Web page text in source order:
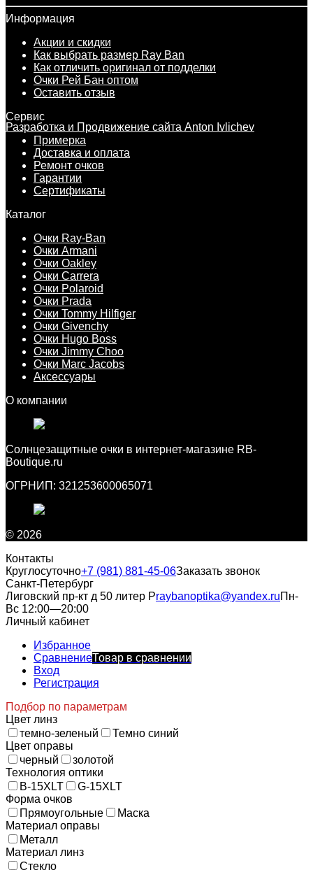
Информация
Акции и скидки
Как выбрать размер Ray Ban
Как отличить оригинал от подделки
Очки Рей Бан оптом
Оставить отзыв
Разработка и Продвижение сайта Anton Ivlichev
Сервис
Примерка
Доставка и оплата
Ремонт очков
Гарантии
Сертификаты
Каталог
Очки Ray-Ban
Очки Armani
Очки Oakley
Очки Carrera
Очки Polaroid
Очки Prada
Очки Tommy Hilfiger
Очки Givenchy
Очки Hugo Boss
Очки Jimmy Choo
Очки Marc Jacobs
Аксессуары
О компании
Cолнцезащитные очки в интернет-магазине RB-
Boutique.ru
ОГРНИП: 321253600065071
© 2026
Контакты
Круглосуточно+7 (981) 881-45-06Заказать звонок
Санкт-Петербург
Лиговский пр-кт д 50 литер Рraybanoptika@yandex.ruПн-
Вс 12:00—20:00
Личный кабинет
Избранное
СравнениеТовар в сравнении
Вход
Регистрация
Подбор по параметрам
Цвет линз
темно-зеленый
Темно синий
Цвет оправы
черный
золотой
Технология оптики
B-15XLT
G-15XLT
Форма очков
Прямоугольные
Маска
Материал оправы
Металл
Материал линз
Стекло